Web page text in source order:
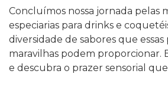
Concluímos nossa jornada pelas
especiarias para drinks e
diversidade de sabores que
maravilhas podem proporcionar.
e descubra o prazer sensorial que